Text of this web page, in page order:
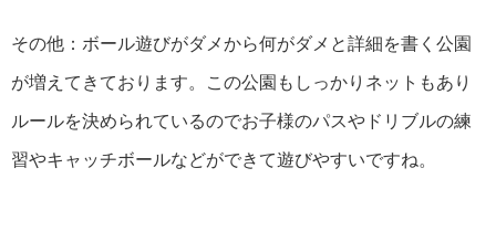
その他：ボール遊びがダメから何がダメと詳細を書く公園
が増えてきております。この公園もしっかりネットもあり
ルールを決められているのでお子様のパスやドリブルの練
習やキャッチボールなどができて遊びやすいですね。